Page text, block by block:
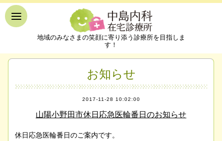
地域のみなさまの笑顔に寄り添う診療所を目指しま
す！
お知らせ
2017-11-28 10:02:00
山陽小野田市休日応急医輪番日のお知らせ
休日応急医輪番日のご案内です。